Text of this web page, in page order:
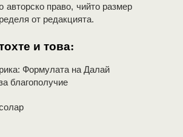
авторско право, чийто размер
от редакцията.
и това:
Формулата на Далай
благополучие